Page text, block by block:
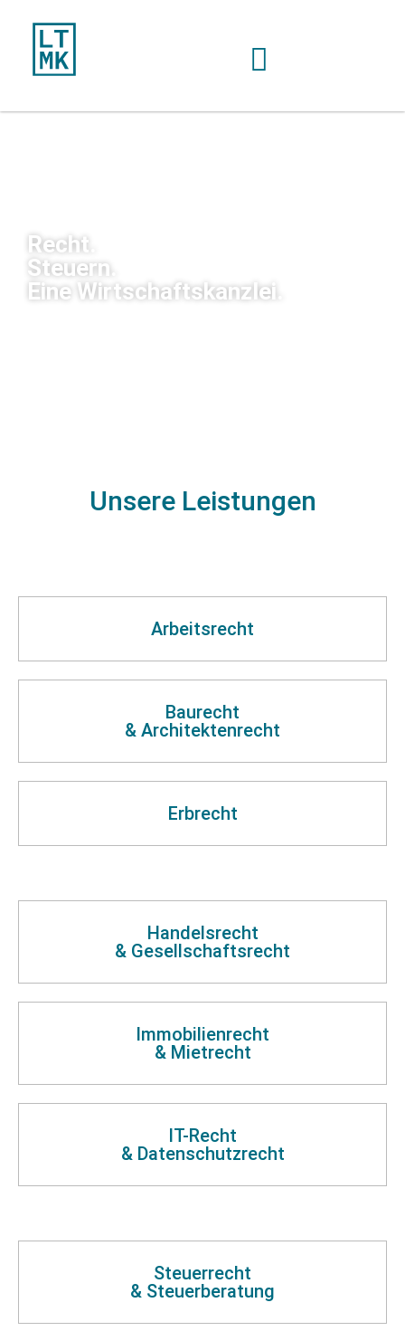
Recht.
Steuern.
Eine Wirtschaftskanzlei.
Unsere Leistungen
Arbeitsrecht
Baurecht
& Architektenrecht
Erbrecht
Handelsrecht
& Gesellschaftsrecht
Immobilienrecht
& Mietrecht
IT-Recht
& Datenschutzrecht
Steuerrecht
& Steuerberatung